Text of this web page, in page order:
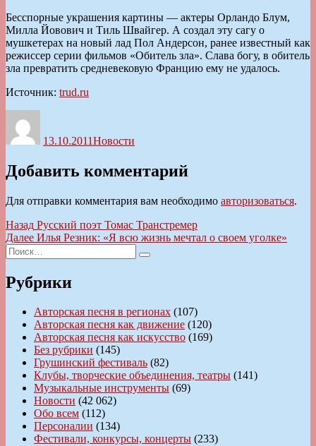
Бесспорные украшения картины — актеры Орландо Блум,
Милла Йовович и Тиль Швайгер. А создал эту сагу о
мушкетерах на новый лад Пол Андерсон, ранее известный как
режиссер серии фильмов «Обитель зла». Слава богу, в обитель
зла превратить средневековую Францию ему не удалось.
Источник: trud.ru
13.10.2011Новости
Добавить комментарий
Для отправки комментария вам необходимо авторизоваться.
Навигация
по
записям
Назад Предыдущая
запись:
Русский поэт Томас Транстремер
Далее Следующая
Илья Резник: «Я всю жизнь мечтал о своем уголке»
Искать:
Поиск
Рубрики
Авторская песня в регионах (107)
Авторская песня как движение (120)
Авторская песня как искусство (169)
Без рубрики (145)
Грушинский фестиваль (82)
Клубы, творческие объединения, театры (141)
Музыкальные инструменты (69)
Новости (42 062)
Обо всем (112)
Персоналии (134)
Фестивали, конкурсы, концерты (233)